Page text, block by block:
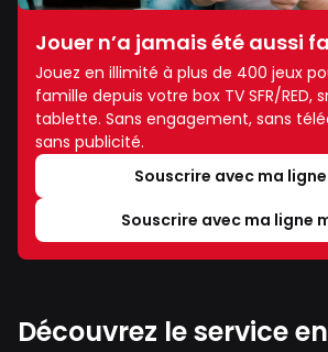
Jouer n’a jamais été aussi
Jouez en illimité à plus de 400 jeux
famille depuis votre box TV SFR/RED,
tablette. Sans engagement, sans
sans publicité.
Souscrire avec ma
Souscrire avec ma ligne
Découvrez le service